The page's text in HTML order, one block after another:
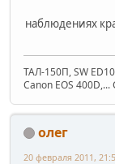
наблюдениях
ТАЛ-150П, SW
Canon EOS 400D,...
олег
20 февраля 2011,